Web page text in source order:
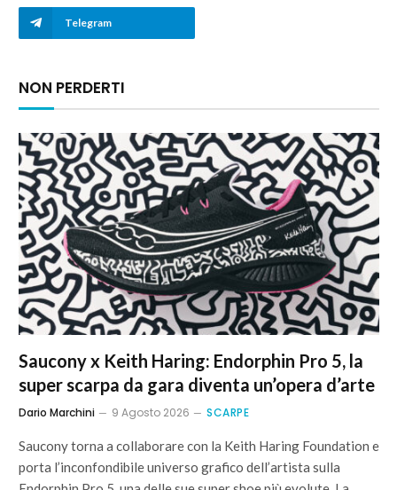
Telegram
NON PERDERTI
Saucony x Keith Haring: Endorphin Pro 5, la
super scarpa da gara diventa un’opera d’arte
Dario Marchini 9 Agosto 2026 SCARPE
Saucony torna a collaborare con la Keith Haring Foundation e
porta l’inconfondibile universo grafico dell’artista sulla